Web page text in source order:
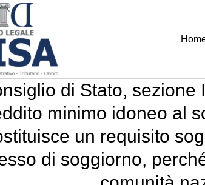
di Stato, sezione
minimo idoneo al
un requisito
di soggiorno,